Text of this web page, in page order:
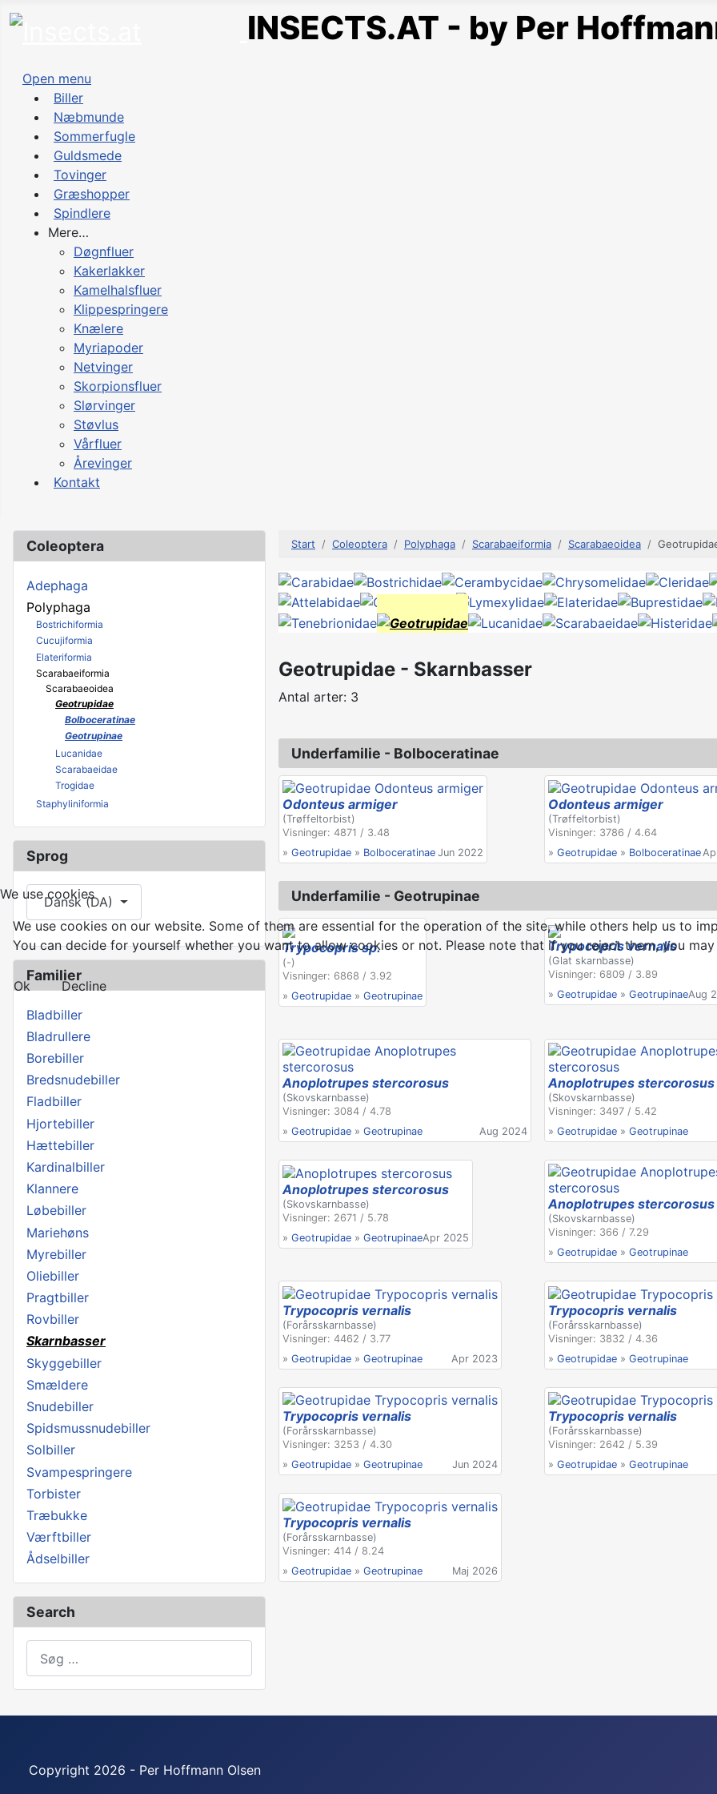
INSECTS.AT - by Per
Open menu
Biller
Næbmunde
Sommerfugle
Guldsmede
Tovinger
Græshopper
Spindlere
Mere…
Døgnfluer
Kakerlakker
Kamelhalsfluer
Klippespringere
Knælere
Myriapoder
Netvinger
Skorpionsfluer
Slørvinger
Støvlus
Vårfluer
Årevinger
Kontakt
Coleoptera
Adephaga
Polyphaga
Bostrichiformia
Cucujiformia
Elateriformia
Scarabaeiformia
Scarabaeoidea
Geotrupidae
Bolboceratinae
Geotrupinae
Lucanidae
Scarabaeidae
Trogidae
Staphyliniformia
Sprog
Vælg dit sprog
Dansk (DA)
Familier
Bladbiller
Bladrullere
Borebiller
Bredsnudebiller
Fladbiller
Hjortebiller
Hættebiller
Kardinalbiller
Klannere
Løbebiller
Mariehøns
Myrebiller
Oliebiller
Pragtbiller
Rovbiller
Skarnbasser
Skyggebiller
Smældere
Snudebiller
Spidsmussnudebiller
Solbiller
Svampespringere
Torbister
Træbukke
Værftbiller
Ådselbiller
Search
Start Coleoptera Polyphaga Scarabaeiformia Scarabaeoidea
Geotrupidae - Skarnbasser
Antal arter: 3
Underfamilie - Bolboceratinae
Odonteus armiger
(Trøffeltorbist)
Visninger: 4871 / 3.48
» Geotrupidae » Bolboceratinae Jun 2022
Odonteus armiger
(Trøffeltorbist)
Visninger: 3786 / 4.64
» Geotrupidae » Bolboceratinae
Underfamilie - Geotrupinae
Trypocopris sp.
(-)
Visninger: 6868 / 3.92
» Geotrupidae » Geotrupinae
Trypocopris vernalis
(Glat skarnbasse)
Visninger: 6809 / 3.89
» Geotrupidae » GeotrupinaeAug
Anoplotrupes stercorosus
(Skovskarnbasse)
Visninger: 3084 / 4.78
» Geotrupidae » Geotrupinae Aug 2024
Anoplotrupes stercorosus
(Skovskarnbasse)
Visninger: 3497 / 5.42
» Geotrupidae » Geotrupinae
Anoplotrupes stercorosus
(Skovskarnbasse)
Visninger: 2671 / 5.78
» Geotrupidae » GeotrupinaeApr 2025
Anoplotrupes stercorosus
(Skovskarnbasse)
Visninger: 366 / 7.29
» Geotrupidae » Geotrupinae
Trypocopris vernalis
(Forårsskarnbasse)
Visninger: 4462 / 3.77
» Geotrupidae » Geotrupinae Apr 2023
Trypocopris vernalis
(Forårsskarnbasse)
Visninger: 3832 / 4.36
» Geotrupidae » Geotrupinae
Trypocopris vernalis
(Forårsskarnbasse)
Visninger: 3253 / 4.30
» Geotrupidae » Geotrupinae Jun 2024
Trypocopris vernalis
(Forårsskarnbasse)
Visninger: 2642 / 5.39
» Geotrupidae » Geotrupinae
Trypocopris vernalis
(Forårsskarnbasse)
Visninger: 414 / 8.24
» Geotrupidae » Geotrupinae Maj 2026
Copyright 2026 - Per Hoffmann Olsen
We use cookies
We use cookies on our website. Some of them are essential for the operation of the site, while others help us to
You can decide for yourself whether you want to allow cookies or not. Please note that if you reject them, you
Ok Decline